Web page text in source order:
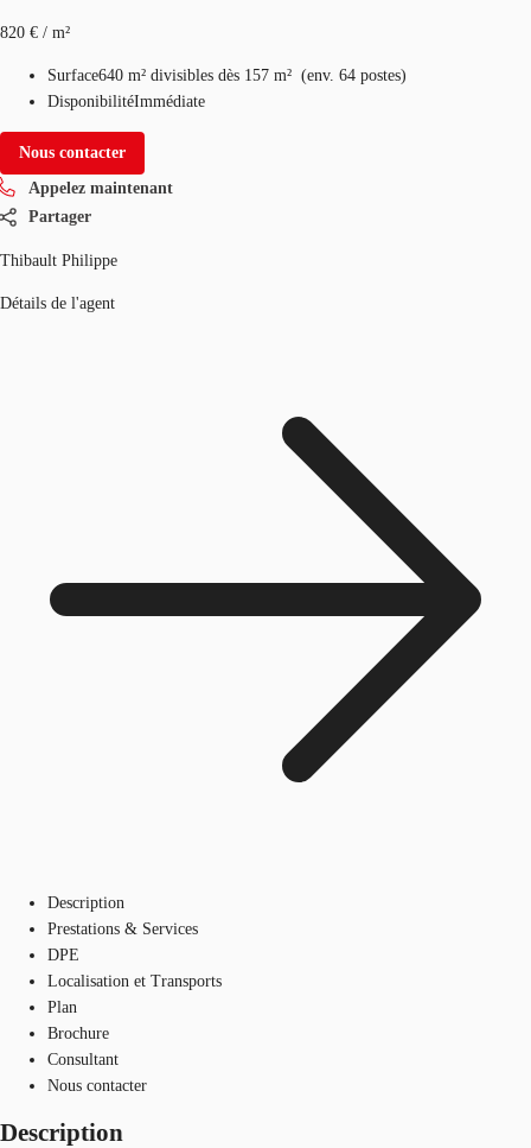
820 € / m²
Surface640 m² divisibles dès 157 m² (env. 64 postes)
DisponibilitéImmédiate
Nous contacter
Appelez maintenant
Partager
Thibault Philippe
Détails de l'agent
Description
Prestations & Services
DPE
Localisation et Transports
Plan
Brochure
Consultant
Nous contacter
Description